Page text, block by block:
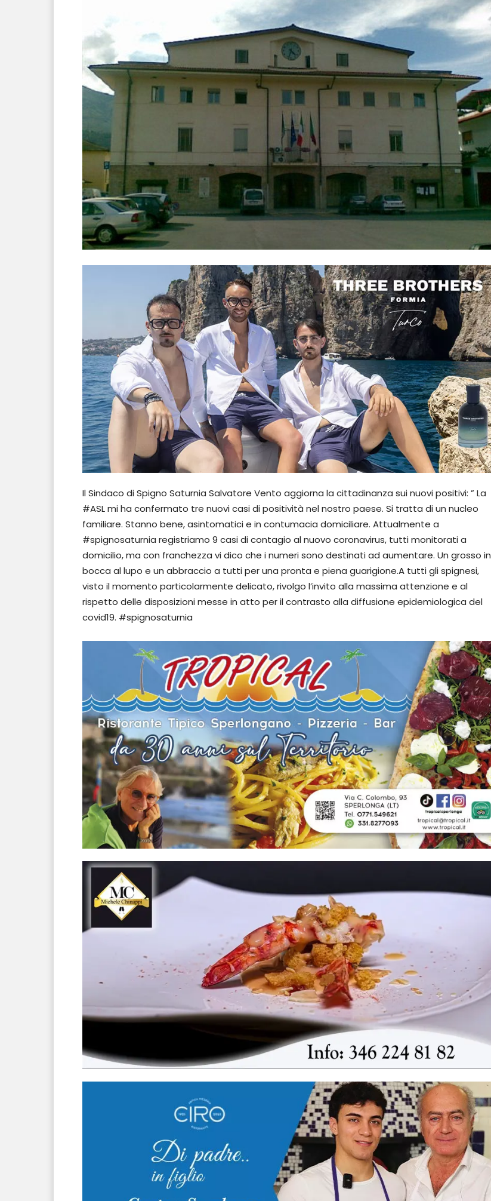
Il Sindaco di Spigno Saturnia Salvatore Vento aggiorna la cittadinanza sui nuovi positivi: ” La
#ASL mi ha confermato tre nuovi casi di positività nel nostro paese. Si tratta di un nucleo
familiare. Stanno bene, asintomatici e in contumacia domiciliare. Attualmente a
#spignosaturnia registriamo 9 casi di contagio al nuovo coronavirus, tutti monitorati a
domicilio, ma con franchezza vi dico che i numeri sono destinati ad aumentare. Un grosso in
bocca al lupo e un abbraccio a tutti per una pronta e piena guarigione.A tutti gli spignesi,
visto il momento particolarmente delicato, rivolgo l’invito alla massima attenzione e al
rispetto delle disposizioni messe in atto per il contrasto alla diffusione epidemiologica del
covid19. #spignosaturnia